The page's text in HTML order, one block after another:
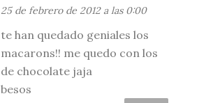
25 de febrero de 2012 a las 0:00
te han quedado geniales los
macarons!! me quedo con los
de chocolate jaja
besos